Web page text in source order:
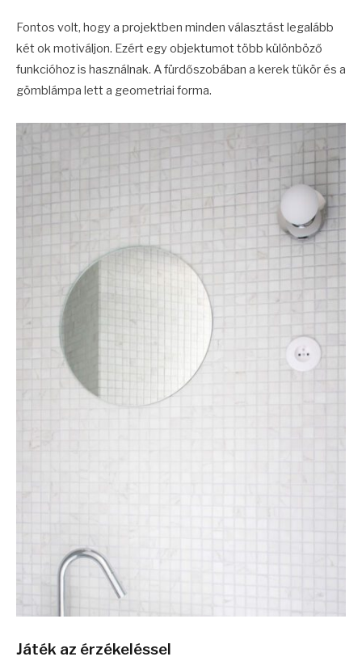
Fontos volt, hogy a projektben minden választást legalább
két ok motiváljon. Ezért egy objektumot több különböző
funkcióhoz is használnak. A fürdőszobában a kerek tükör és a
gömblámpa lett a geometriai forma.
Játék az érzékeléssel